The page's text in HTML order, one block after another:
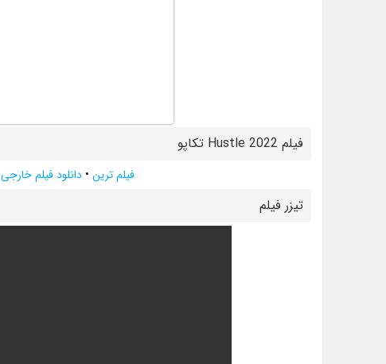
فیلم Hustle 2022 تکاپو
فیلم ترین •دانلود فیلم خارجی
تيزر فيلم